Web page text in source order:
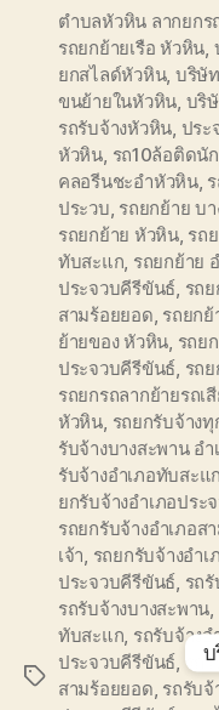
Tags
ตำบลหัวหิน ลากยกร
รถยกย้ายเรือ หัวหิน
ยกสไลด์หัวหิน, บริษั
ขนย้ายในหัวหิน บริ
รถรับจ้างหัวหิน ประ
หัวหิน รถ10ล้อติดนั
คลอรีนชะอำหัวหิน,
ประวบ รถยกย้าย บ
รถยกย้าย หัวหิน, รถ
ทับสะแก รถยกย้าย
ประจวบคีรีขันธ์ รถ
สามร้อยยอด รถยกย้
ย้ายของ หัวหิน รถย
ประจวบคีรีขันธ์ รถ
รถยกรถลากย้ายรถเ
หัวหิน รถยกรับจ้าง
รับจ้างบางสะพาน อำ
รับจ้างอำเภอทับสะแก
ยกรับจ้างอำเภอประ
รถยกรับจ้างอำเภอส
เจ้า รถยกรับจ้างอำ
ประจวบคีรีขันธ์ รถ
รถรับจ้างบางสะพาน
ทับสะแก รถรับจ้าง
ประจวบคีรีขันธ์ รถ
สามร้อยยอด รถรับจ้